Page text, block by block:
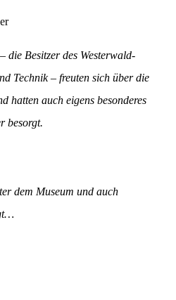
die Besitzer des Westerwald-
Technik – freuten sich über die
hatten auch eigens besonderes
besorgt.
dem Museum und auch